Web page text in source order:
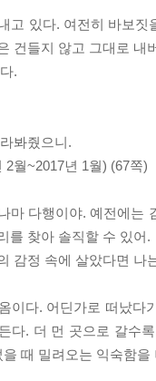
고 있다. 여전히 바보
건들지 않고 그대로 내
.
봐줬으니.
2월~2017년 1월) (67쪽)
마 다행이야. 예전에는
를 찾아 솔직할 수 있어.
감정 속에 살았다면 나
이다. 어딘가로 떠났
다. 더 먼 곳으로 갈수
때 밀려오는 익숙함